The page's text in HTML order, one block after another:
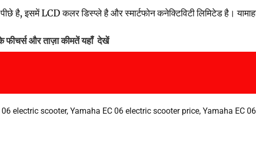
है, इसमें LCD कलर डिस्प्ले है और स्मार्टफोन कनेक्टिविटी लिमिटेड है।
फीचर्स और ताज़ा कीमतें यहाँ देखें
electric scooter, Yamaha EC 06 electric scooter price, Yamaha EC